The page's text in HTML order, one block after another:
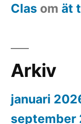
Clas om ät
Arkiv
januari
september